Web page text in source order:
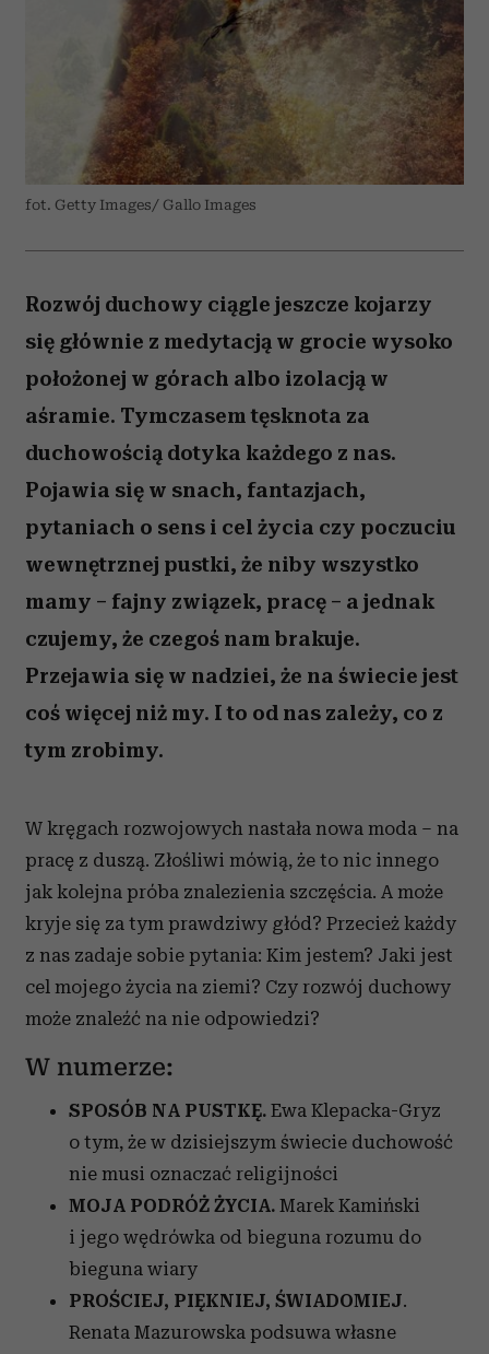
fot. Getty Images/ Gallo Images
Rozwój duchowy ciągle jeszcze kojarzy
się głównie z medytacją w grocie wysoko
położonej w górach albo izolacją w
aśramie. Tymczasem tęsknota za
duchowością dotyka każdego z nas.
Pojawia się w snach, fantazjach,
pytaniach o sens i cel życia czy poczuciu
wewnętrznej pustki, że niby wszystko
mamy – fajny związek, pracę – a jednak
czujemy, że czegoś nam brakuje.
Przejawia się w nadziei, że na świecie jest
coś więcej niż my. I to od nas zależy, co z
tym zrobimy.
W kręgach rozwojowych nastała nowa moda – na
pracę z duszą. Złośliwi mówią, że to nic innego
jak kolejna próba znalezienia szczęścia. A może
kryje się za tym prawdziwy głód? Przecież każdy
z nas zadaje sobie pytania: Kim jestem? Jaki jest
cel mojego życia na ziemi? Czy rozwój duchowy
może znaleźć na nie odpowiedzi?
W numerze:
SPOSÓB NA PUSTKĘ. Ewa Klepacka-Gryz
o tym, że w dzisiejszym świecie duchowość
nie musi oznaczać religijności
MOJA PODRÓŻ ŻYCIA. Marek Kamiński
i jego wędrówka od bieguna rozumu do
bieguna wiary
PROŚCIEJ, PIĘKNIEJ, ŚWIADOMIEJ.
Renata Mazurowska podsuwa własne